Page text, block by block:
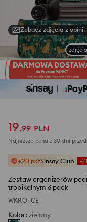
Zobacz zdjęcia z opinii
zdjęcia
19,99 PLN
Najniższa cena z 30 dni
+20 pktSinsay Club -
Zestaw organizerów
tropikalnym 6 pack
WKRÓTCE
Kolor: zielony